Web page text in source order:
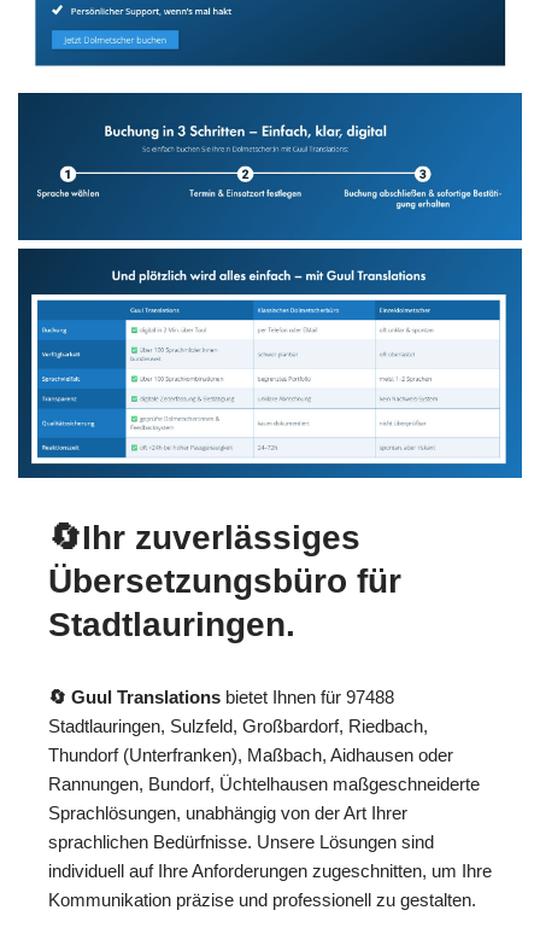
🔄Ihr zuverlässiges
Übersetzungsbüro für
Stadtlauringen.
🔄 Guul Translations bietet Ihnen für 97488
Stadtlauringen, Sulzfeld, Großbardorf, Riedbach,
Thundorf (Unterfranken), Maßbach, Aidhausen oder
Rannungen, Bundorf, Üchtelhausen maßgeschneiderte
Sprachlösungen, unabhängig von der Art Ihrer
sprachlichen Bedürfnisse. Unsere Lösungen sind
individuell auf Ihre Anforderungen zugeschnitten, um Ihre
Kommunikation präzise und professionell zu gestalten.